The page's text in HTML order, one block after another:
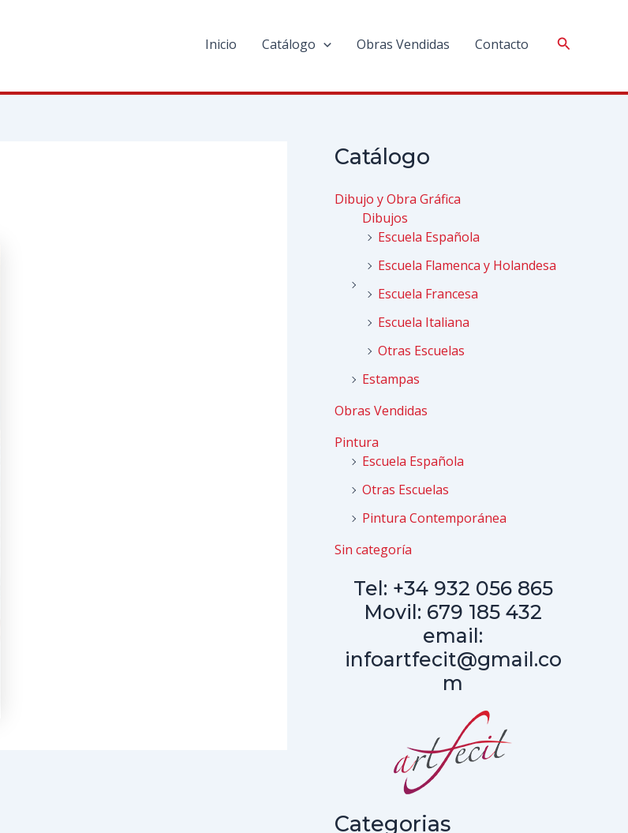
Inicio Catálogo Obras Vendidas Contacto
Catálogo
Dibujo y Obra Gráfica
Dibujos
Escuela Española
Escuela Flamenca y Holandesa
Escuela Francesa
Escuela Italiana
Otras Escuelas
Estampas
Obras Vendidas
Pintura
Escuela Española
Otras Escuelas
Pintura Contemporánea
Sin categoría
Tel: +34 932 056 865
Movil: 679 185 432
email:
infoartfecit@gmail.co
m
Categorias